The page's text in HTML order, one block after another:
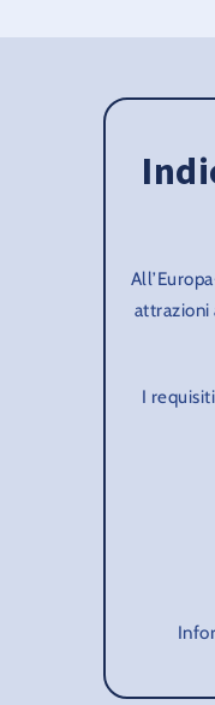
attrazioni
I